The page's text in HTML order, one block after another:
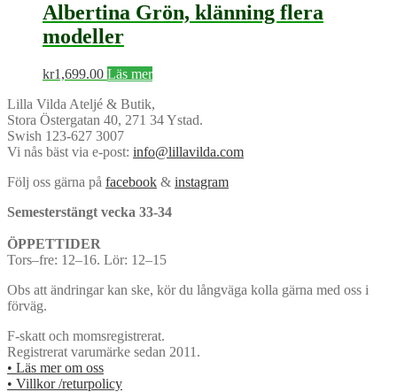
Albertina Grön, klänning flera
modeller
kr1,699.00 Läs mer
Lilla Vilda Ateljé & Butik,
Stora Östergatan 40, 271 34 Ystad.
Swish 123-627 3007
Vi nås bäst via e-post: info@lillavilda.com
Följ oss gärna på facebook & instagram
Semesterstängt vecka 33-34
ÖPPETTIDER
Tors–fre: 12–16. Lör: 12–15
Obs att ändringar kan ske, kör du långväga kolla gärna med oss i
förväg.
F-skatt och momsregistrerat.
Registrerat varumärke sedan 2011.
• Läs mer om oss
• Villkor /returpolicy